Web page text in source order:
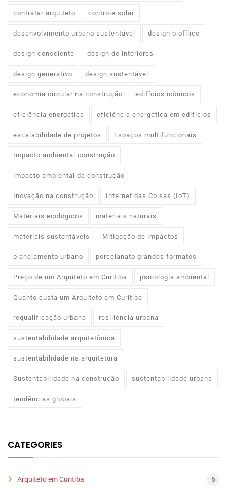
contratar arquiteto controle solar
desenvolvimento urbano sustentável design biofílico
design consciente design de interiores
design generativo design sustentável
economia circular na construção edifícios icônicos
eficiência energética eficiência energética em edifícios
escalabilidade de projetos Espaços multifuncionais
Impacto ambiental construção
impacto ambiental da construção
Inovação na construção Internet das Coisas (IoT)
Materiais ecológicos materiais naturais
materiais sustentáveis Mitigação de impactos
planejamento urbano porcelanato grandes formatos
Preço de um Arquiteto em Curitiba psicologia ambiental
Quanto custa um Arquiteto em Curitiba
requalificação urbana resiliência urbana
sustentabilidade arquitetônica
sustentabilidade na arquitetura
Sustentabilidade na construção sustentabilidade urbana
tendências globais
CATEGORIES
Arquiteto em Curitiba 6